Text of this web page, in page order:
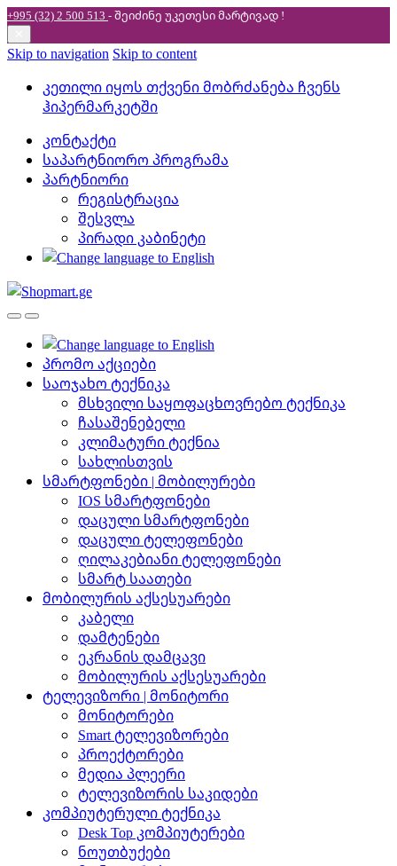
+995 (32) 2 500 513 - შეიძინე უკეთესიმარტივად !
Skip to navigation Skip to content
კეთილი იყოს თქვენი მობრძანება ჩვენს
ჰიპერმარკეტში
კონტაქტი
საპარტნიორო პროგრამა
პარტნიორი
რეგისტრაცია
შესვლა
პირადი კაბინეტი
პრომო აქციები
საოჯახო ტექნიკა
მსხვილი საყოფაცხოვრებო ტექნიკა
ჩასაშენებელი
კლიმატური ტექნია
სახლისთვის
სმარტფონები | მობილურები
IOS სმარტფონები
დაცული სმარტფონები
დაცული ტელეფონები
ღილაკებიანი ტელეფონები
სმარტ საათები
მობილურის აქსესუარები
კაბელი
დამტენები
ეკრანის დამცავი
მობილურის აქსესუარები
ტელევიზორი | მონიტორი
მონიტორები
Smart ტელევიზორები
პროექტორები
მედია პლეერი
ტელევიზორის საკიდები
კომპიუტერული ტექნიკა
Desk Top კომპიუტერები
ნოუთბუქები